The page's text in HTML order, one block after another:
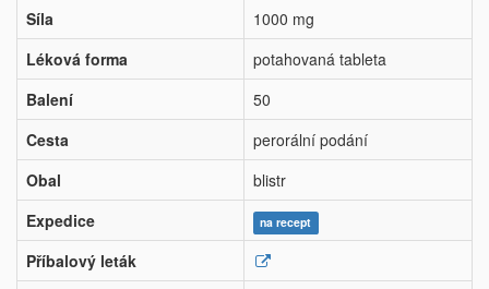
Síla
1000 mg
Léková forma
potahovaná tableta
Balení
50
Cesta
perorální podání
Obal
blistr
Expedice
na recept
Příbalový leták